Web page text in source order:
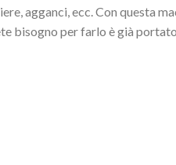
agganci, ecc. Con questa
bisogno per farlo è già